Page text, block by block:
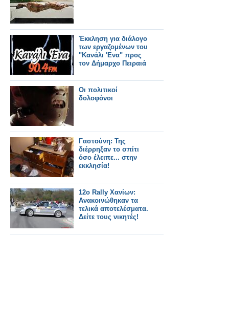
Έκκληση για διάλογο
των εργαζομένων του
"Κανάλι 'Ενα" προς
τον Δήμαρχο Πειραιά
Οι πολιτικοί
δολοφόνοι
Γαστούνη: Της
διέρρηξαν το σπίτι
όσο έλειπε... στην
εκκλησία!
12o Rally Χανίων:
Ανακοινώθηκαν τα
τελικά αποτελέσματα.
Δείτε τους νικητές!